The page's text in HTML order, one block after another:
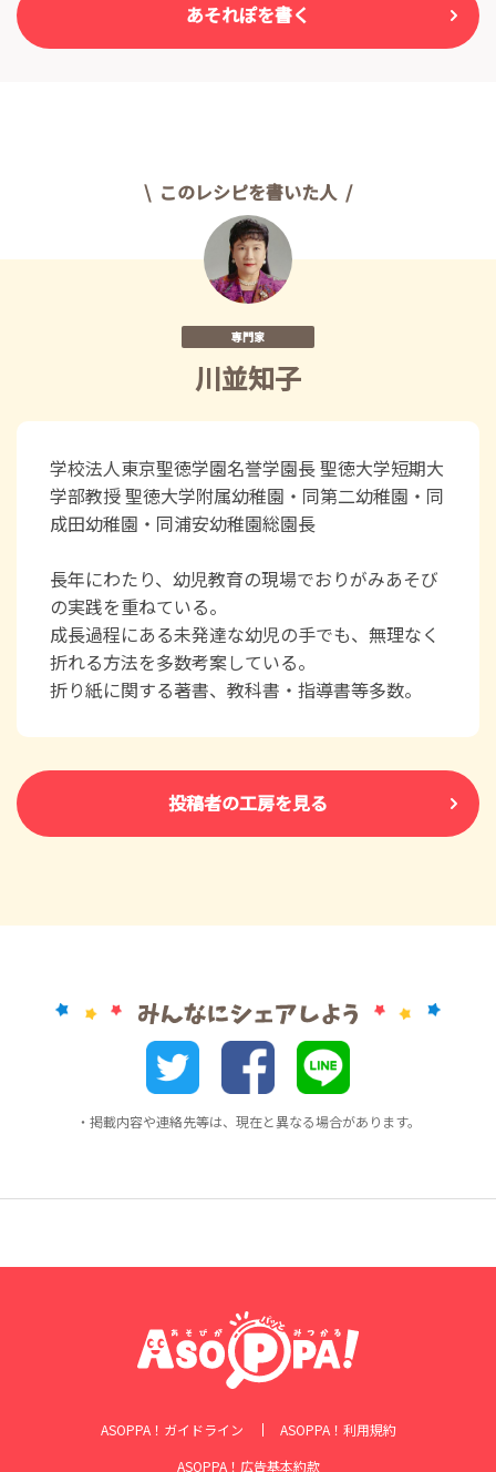
あそれぽを書く
このレシピを書いた人
専門家
川並知子
学校法人東京聖徳学園名誉学園長 聖徳大学短期大
学部教授 聖徳大学附属幼稚園・同第二幼稚園・同
成田幼稚園・同浦安幼稚園総園長
長年にわたり、幼児教育の現場でおりがみあそび
の実践を重ねている。
成長過程にある未発達な幼児の手でも、無理なく
折れる方法を多数考案している。
折り紙に関する著書、教科書・指導書等多数。
投稿者の工房を見る
・掲載内容や連絡先等は、現在と異なる場合があります。
ASOPPA！ガイドライン
ASOPPA！利用規約
ASOPPA！広告基本約款